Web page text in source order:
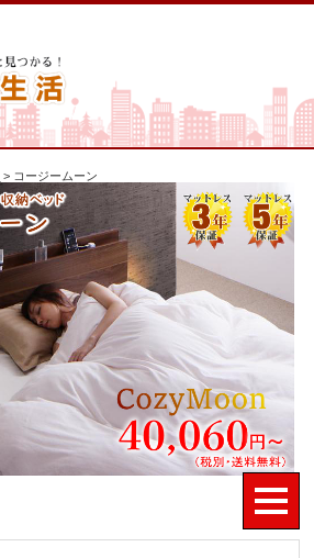
> コージームーン